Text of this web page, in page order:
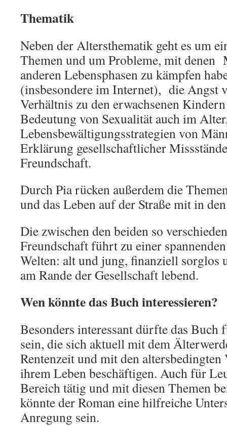
Thematik
Neben der Altersthematik geht es um
Themen und um Probleme, mit denen
anderen Lebensphasen zu kämpfen
(insbesondere im Internet), die Angst
Verhältnis zu den erwachsenen
Bedeutung von Sexualität auch im
Lebensbewältigungsstrategien von
Erklärung gesellschaftlicher
Freundschaft.
Durch Pia rücken außerdem die
und das Leben auf der Straße mit in
Die zwischen den beiden so
Freundschaft führt zu einer
Welten: alt und jung, finanziell sorglos
am Rande der Gesellschaft lebend.
Wen könnte das Buch interessieren?
Besonders interessant dürfte das Buch
sein, die sich aktuell mit dem
Rentenzeit und mit den altersbedingten
ihrem Leben beschäftigen. Auch für
Bereich tätig und mit diesen Themen
könnte der Roman eine hilfreiche
Anregung sein.